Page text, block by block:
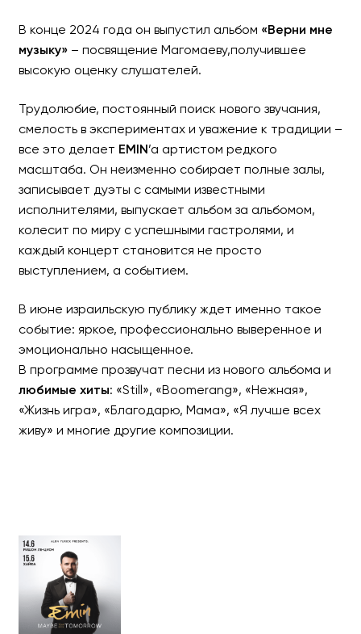
В конце 2024 года он выпустил альбом «Верни мне
музыку»– посвящение Магомаеву,получившее
высокую оценку слушателей.
Трудолюбие, постоянный поиск нового звучания,
смелость в экспериментах и уважение к традиции –
все это делает EMIN’a артистом редкого
масштаба. Он неизменно собирает полные залы,
записывает дуэты с самыми известными
исполнителями, выпускает альбом за альбомом,
колесит по миру с успешными гастролями, и
каждый концерт становится не просто
выступлением, а событием.
В июне израильскую публику ждет именно такое
событие: яркое, профессионально выверенное и
эмоционально насыщенное.
В программе прозвучат песни из нового альбома и
любимые хиты: «Still», «Boomerang», «Нежная»,
«Жизнь игра», «Благодарю, Мама», «Я лучше всех
живу» и многие другие композиции.